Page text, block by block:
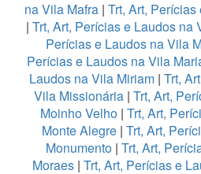
na Vila Mafra | Trt, Art,
| Trt, Art, Perícias e Laudos na
Perícias e Laudos na Vila
Perícias e Laudos na Vila
Laudos na Vila Miriam| Trt,
Vila Missionária | Trt, Art,
Moinho Velho | Trt, Art,
Monte Alegre| Trt, Art,
Monumento | Trt, Art,
Moraes| Trt, Art, Perícias e